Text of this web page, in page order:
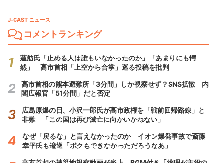
J-CAST ニュース
コメントランキング
蓮舫氏「止める人は誰もいなかったのか」「あまりにも愕
然」 高市首相「上空から合掌」巡る投稿を批判
高市首相の熊本避難所「3分間」しか視察せず？SNS拡散 内
閣広報官「51分間」だと否定
広島原爆の日、小沢一郎氏が高市政権を「戦前回帰路線」と
非難 「この国は再び滅亡に向かいかねない」
なぜ「戻るな」と言えなかったのか イオン爆発事故で斎藤
幸平氏も逡巡「ボクもできなかっただろうなあ」